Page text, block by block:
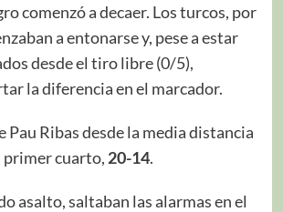
comenzó a decaer. Los turcos, por
a entonarse y, pese a estar
desde el tiro libre (0/5),
la diferencia en el marcador.
Pau Ribas desde la media distancia
primer cuarto, 20-14.
asalto, saltaban las alarmas en el